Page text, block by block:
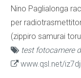
Nino Paglialonga
per
(zippiro samurai
test fotocamere
www.qsl.net/